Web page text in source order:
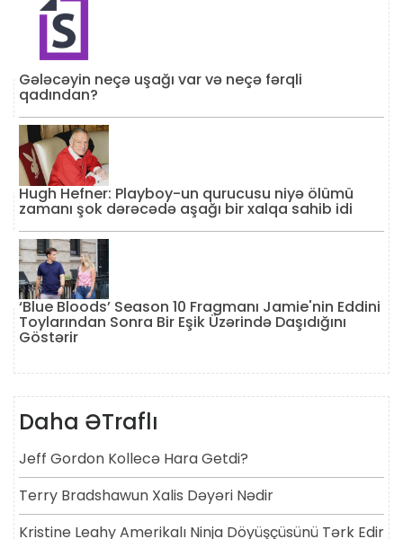
Gələcəyin neçə uşağı var və neçə fərqli
qadından?
Hugh Hefner: Playboy-un qurucusu niyə ölümü
zamanı şok dərəcədə aşağı bir xalqa sahib idi
‘Blue Bloods’ Season 10 Fragmanı Jamie'nin Eddini
Toylarından Sonra Bir Eşik Üzərində Daşıdığını
Göstərir
Daha ƏTraflı
Jeff Gordon Kollecə Hara Getdi?
Terry Bradshawun Xalis Dəyəri Nədir
Kristine Leahy Amerikalı Ninja Döyüşçüsünü Tərk Edir